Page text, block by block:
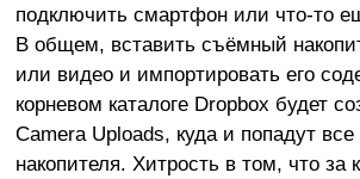
подключить смартфон или что-то
В общем, вставить съёмный
или видео и импортировать его
корневом каталоге Dropbox будет
Camera Uploads, куда и попадут
накопителя. Хитрость в том, что за